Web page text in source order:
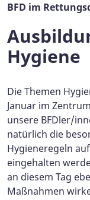
BFD im
Hygiene
Die Themen
Januar im
unsere BFDler/
natürlich die
Hygieneregeln
eingehalten
an diesem Tag
Maßnahmen